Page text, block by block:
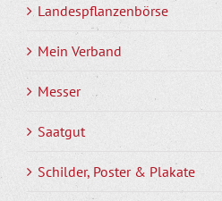
Landespflanzenbörse
Mein Verband
Messer
Saatgut
Schilder, Poster & Plakate